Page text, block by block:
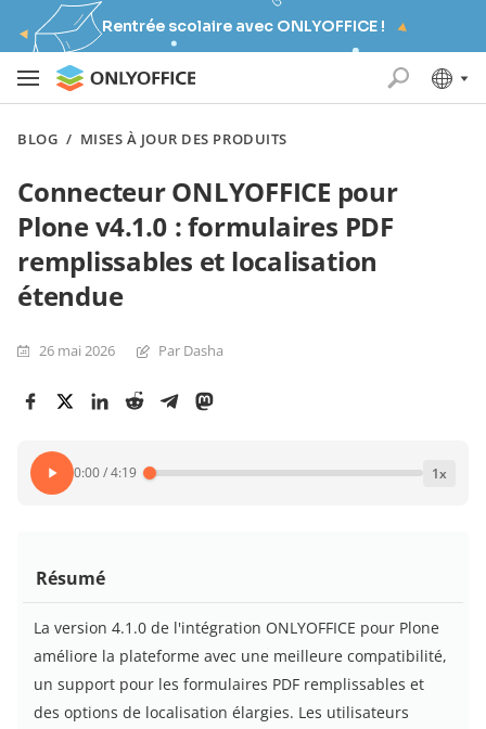
Rentrée scolaire avec ONLYOFFICE !
BLOG / MISES À JOUR DES PRODUITS
Connecteur ONLYOFFICE pour
Plone v4.1.0 : formulaires PDF
remplissables et localisation
étendue
26 mai 2026 Par Dasha
0:00/4:19 1x
Résumé
La version 4.1.0 de l'intégration ONLYOFFICE pour Plone
améliore la plateforme avec une meilleure compatibilité,
un support pour les formulaires PDF remplissables et
des options de localisation élargies. Les utilisateurs